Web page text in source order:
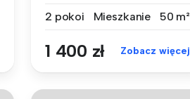
2 pokoi
Mieszkanie 50 m²
1 400 zł Zobacz więcej